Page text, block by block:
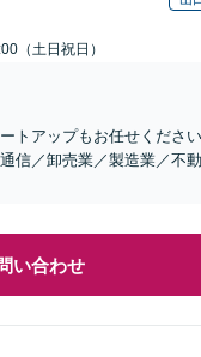
（土日祝日）
トアップもお任せください
信／卸売業／製造業／不
い合わせ